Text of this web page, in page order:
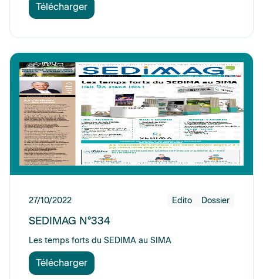
Télécharger
27/10/2022 Edito Dossier
SEDIMAG N°334
Les temps forts du SEDIMA au SIMA
Télécharger